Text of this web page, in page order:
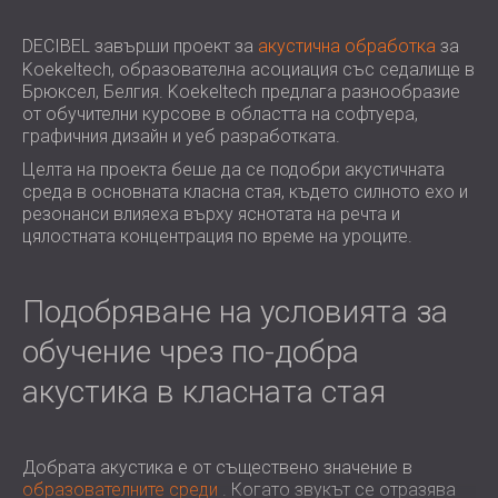
ЗВУКОИЗОЛАЦИЯ И АКУСТИКА НА
ЗАЛИ
ЗВУКОИЗОЛАЦИОННИ И АКУСТИЧНИ
РЕШЕНИЯ ЗА ТЪРГОВСКИ ПОМЕЩЕНИЯ
ЗВУКОИЗОЛАЦИЯ И АКУСТИКА НА
УЧЕБНИ ЗАВЕДЕНИЯ
ШУМОИЗОЛАЦИЯ И АКУСТИКА ЗА
ЗДРАВНИЯ СЕКТОР
РЕШЕНИЯ ЗА АУДИОЛОГИЧНИЯ
СЕКТОР
ЗВУКОИЗОЛАЦИОННИ И АКУСТИЧНИ
РЕШЕНИЯ ЗА ЦЕНТРОВЕ ЗА ДАННИ
FINLAND (FI)
РОССИЯ (RU)
USA (US)
SOUTH AFRICA (ZA)
DECIBEL завърши проект за акустична обработка за
Koekeltech, образователна асоциация със седалище в
Брюксел, Белгия. Koekeltech предлага разнообразие
от обучителни курсове в областта на софтуера,
графичния дизайн и уеб разработката.
Целта на проекта беше да се подобри акустичната
среда в основната класна стая, където силното ехо и
резонанси влияеха върху яснотата на речта и
цялостната концентрация по време на уроците.
Подобряване на условията за
обучение чрез по-добра
акустика в класната стая
Добрата акустика е от съществено значение в
образователните среди . Когато звукът се отразява